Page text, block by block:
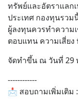
ทรัพย์และอัตราแลก
ประเทศ กองทุนรวม
ผู้ลงทุนควรทำความ
ตอบแทน ความเสี่ย
จัดทำขึ้น ณ วันที่ 29
------------
📩 สอบถามเพิ่มเติม